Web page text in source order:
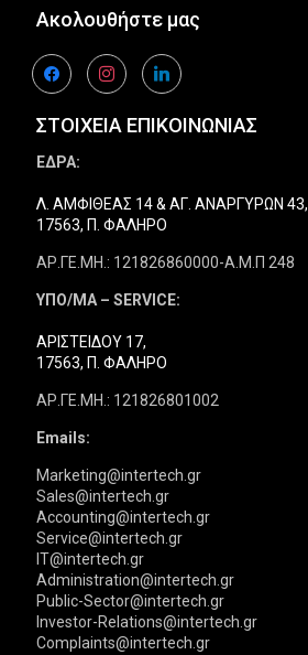
Ακολουθήστε μας
facebookinstagramlinkedin
ΣΤΟΙΧΕΙΑ ΕΠΙΚΟΙΝΩΝΙΑΣ
ΕΔΡΑ:
Λ. ΑΜΦΙΘΕΑΣ 14 & ΑΓ. ΑΝΑΡΓΥΡΩΝ 43,
17563, Π. ΦΑΛΗΡΟ
ΑΡ.ΓΕ.ΜΗ.: 121826860000-Α.Μ.Π 248
ΥΠΟ/ΜΑ – SERVICE:
ΑΡΙΣΤΕΙΔΟΥ 17,
17563, Π. ΦΑΛΗΡΟ
ΑΡ.ΓΕ.ΜΗ.: 121826801002
Emails:
Marketing@intertech.gr
Sales@intertech.gr
Accounting@intertech.gr
Service@intertech.gr
IT@intertech.gr
Administration@intertech.gr
Public-Sector@intertech.gr
Investor-Relations@intertech.gr
Complaints@intertech.gr